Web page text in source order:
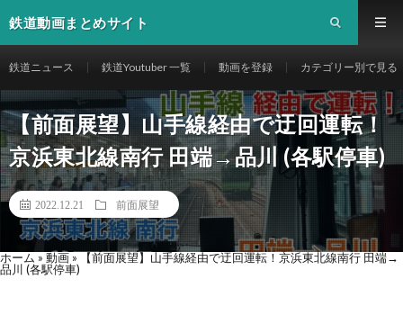
鉄道動画まとめサイト
鉄道ニュース 鉄道Youtuber 一覧 動画を登録 カテゴリー別で見る
【前面展望】山手線経由で迂回運転！
京浜東北線南行 田端→品川 (各駅停車)
2022.12.21 前面展望
ホーム » 動画 » 【前面展望】山手線経由で迂回運転！京浜東北線南行 田端→
品川 (各駅停車)